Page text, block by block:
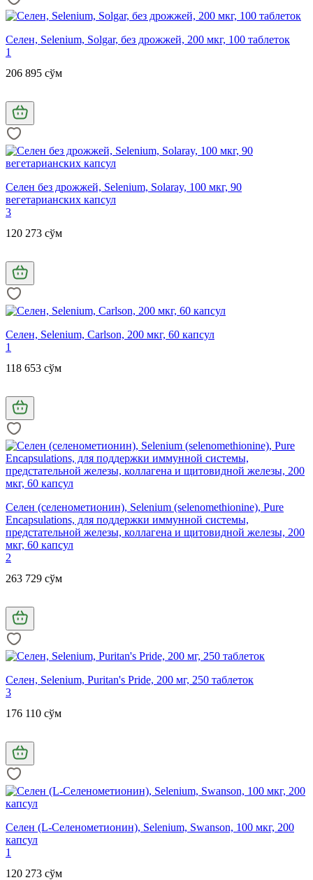
Селен, Selenium, Solgar, без дрожжей, 200 мкг, 100 таблеток
1
206 895 сўм
Селен без дрожжей, Selenium, Solaray, 100 мкг, 90
вегетарианских капсул
3
120 273 сўм
Селен, Selenium, Carlson, 200 мкг, 60 капсул
1
118 653 сўм
Селен (селенометионин), Selenium (selenomethionine), Pure
Encapsulations, для поддержки иммунной системы,
предстательной железы, коллагена и щитовидной железы, 200
мкг, 60 капсул
2
263 729 сўм
Селен, Selenium, Puritan's Pride, 200 мг, 250 таблеток
3
176 110 сўм
Селен (L-Селенометионин), Selenium, Swanson, 100 мкг, 200
капсул
1
120 273 сўм